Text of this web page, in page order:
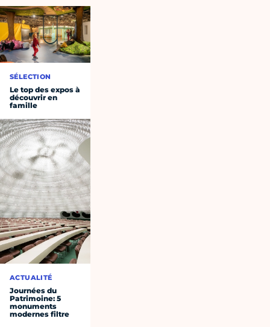
SÉLECTION
Le top des expos à
découvrir en
famille
ACTUALITÉ
Journées du
Patrimoine: 5
monuments
modernes filtre